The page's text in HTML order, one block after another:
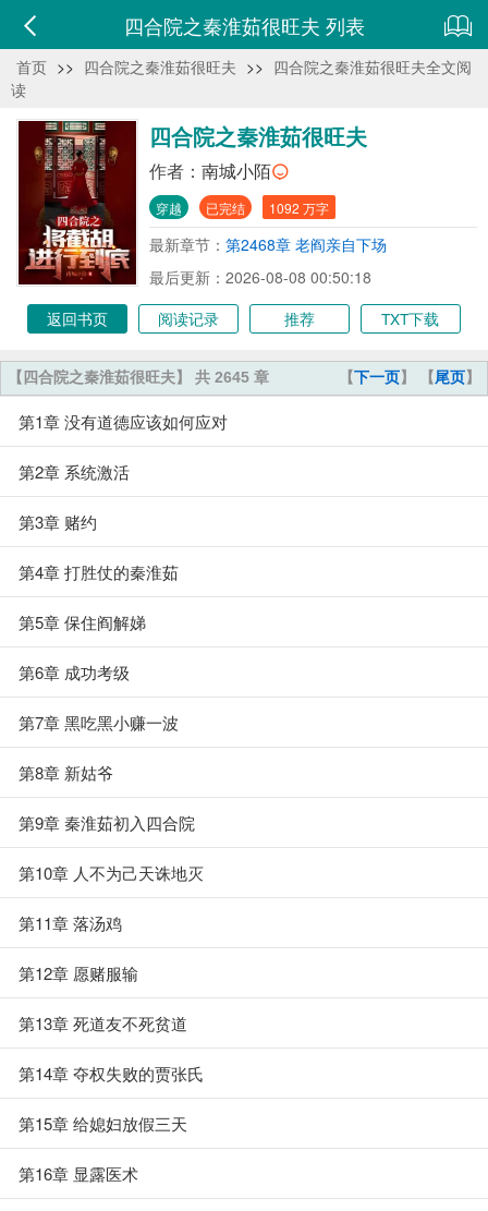
四合院之秦淮茹很旺夫 列表
首页 >> 四合院之秦淮茹很旺夫 >> 四合院之秦淮茹很旺夫全文阅
读
四合院之秦淮茹很旺夫
作者： 南城小陌
穿越 已完结 1092 万字
最新章节： 第2468章 老阎亲自下场
最后更新：2026-08-08 00:50:18
返回书页
阅读记录 推荐 TXT下载
【下一页】 【尾页】
【四合院之秦淮茹很旺夫】 共 2645 章
第1章 没有道德应该如何应对
第2章 系统激活
第3章 赌约
第4章 打胜仗的秦淮茹
第5章 保住阎解娣
第6章 成功考级
第7章 黑吃黑小赚一波
第8章 新姑爷
第9章 秦淮茹初入四合院
第10章 人不为己天诛地灭
第11章 落汤鸡
第12章 愿赌服输
第13章 死道友不死贫道
第14章 夺权失败的贾张氏
第15章 给媳妇放假三天
第16章 显露医术